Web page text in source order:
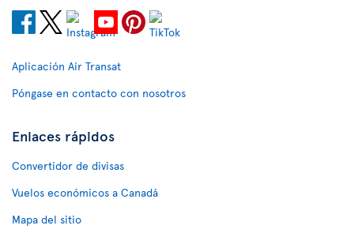
Aplicación Air Transat
Póngase en contacto con nosotros
Enlaces rápidos
Convertidor de divisas
Vuelos económicos a Canadá
Mapa del sitio